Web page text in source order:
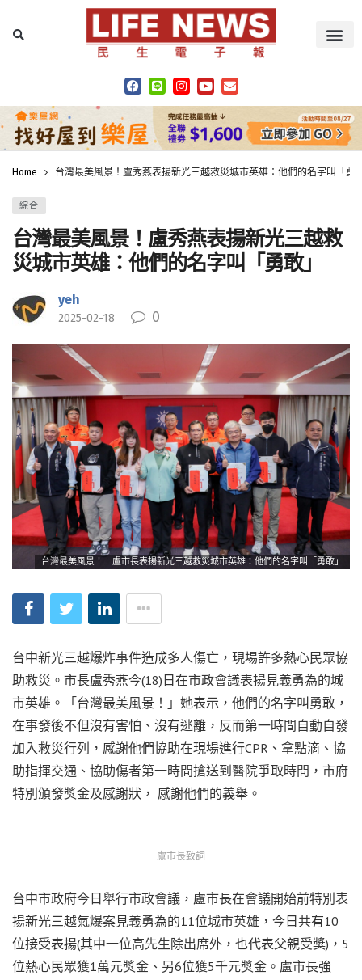
Home 台灣最美風景！盧秀燕表揚新光三越救災城市英雄：他們的名字叫「勇
綜合
台灣最美風景！盧秀燕表揚新光三越救
災城市英雄：他們的名字叫「勇敢」
yeh
2025-02-18 0
台灣最美風景！ 盧市長表揚新光三越救災城市英雄：他們的名字叫「勇敢」
台中新光三越爆炸事件造成多人傷亡，現場許多熱心民眾協
助救災。市長盧秀燕今(18)日在市政會議表揚見義勇為的城
市英雄。「台灣最美風景！」她表示，他們的名字叫勇敢，
在事發後不但沒有害怕、沒有逃離，反而第一時間自動自發
加入救災行列，感謝他們協助在現場進行CPR、拿點滴、協
助指揮交通、協助傷者第一時間搶送到醫院爭取時間，市府
特別頒發獎金及感謝狀， 感謝他們的義舉。
盧市長致詞
台中市政府今日舉行市政會議，盧市長在會議開始前特別表
揚新光三越氣爆案見義勇為的11位城市英雄，今日共有10
位接受表揚(其中一位高先生除出席外，也代表父親受獎)，5
位熱心民眾獲1萬元獎金、另6位獲5千元獎金。盧市長強